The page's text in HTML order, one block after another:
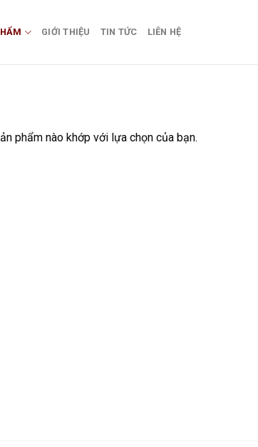
GIỚI THIỆU TIN TỨC LIÊN HỆ
phẩm nào khớp với lựa chọn của bạn.